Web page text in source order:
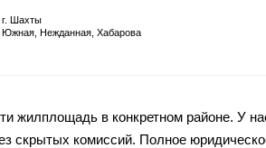
г. Шахты
Южная, Нежданная, Хабарова
жилплощадь в конкретном районе. У
скрытых комиссий. Полное